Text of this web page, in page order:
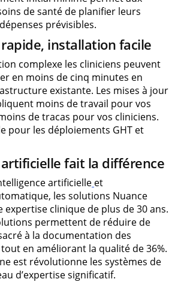
de santé de planifier leurs
prévisibles.
installation facile
complexe les cliniciens peuvent
en moins de cinq minutes en
existante. Les mises à jour
moins de travail pour vos
de tracas pour vos cliniciens.
pour les déploiements GHT et
artificielle fait la différence
artificielle et
les solutions Nuance
expertise clinique de plus de 30 ans.
permettent de réduire de
à la documentation des
en améliorant la qualité de 36%.
est révolutionne les systèmes de
d’expertise significatif.